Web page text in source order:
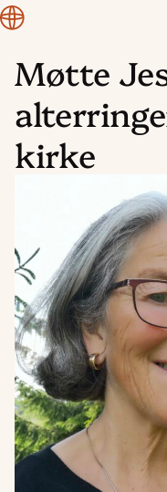
Hopp
til
innhold
Normisjon
Møtte
kirke